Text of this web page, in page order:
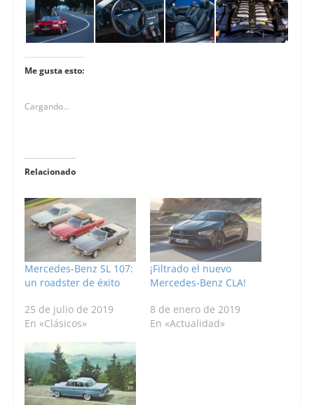
Me gusta esto:
Cargando...
Relacionado
Mercedes-Benz SL 107:
un roadster de éxito
25 de julio de 2019
En «Clásicos»
¡Filtrado el nuevo
Mercedes-Benz CLA!
8 de enero de 2019
En «Actualidad»